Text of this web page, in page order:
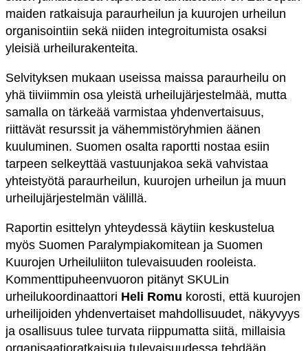
maiden ratkaisuja paraurheilun ja kuurojen urheilun
organisointiin sekä niiden integroitumista osaksi
yleisiä urheilurakenteita.
Selvityksen mukaan useissa maissa paraurheilu on
yhä tiiviimmin osa yleistä urheilujärjestelmää, mutta
samalla on tärkeää varmistaa yhdenvertaisuus,
riittävät resurssit ja vähemmistöryhmien äänen
kuuluminen. Suomen osalta raportti nostaa esiin
tarpeen selkeyttää vastuunjakoa sekä vahvistaa
yhteistyötä paraurheilun, kuurojen urheilun ja muun
urheilujärjestelmän välillä.
Raportin esittelyn yhteydessä käytiin keskustelua
myös Suomen Paralympiakomitean ja Suomen
Kuurojen Urheiluliiton tulevaisuuden rooleista.
Kommenttipuheenvuoron pitänyt SKULin
urheilukoordinaattori Heli Romu korosti, että kuurojen
urheilijoiden yhdenvertaiset mahdollisuudet, näkyvyys
ja osallisuus tulee turvata riippumatta siitä, millaisia